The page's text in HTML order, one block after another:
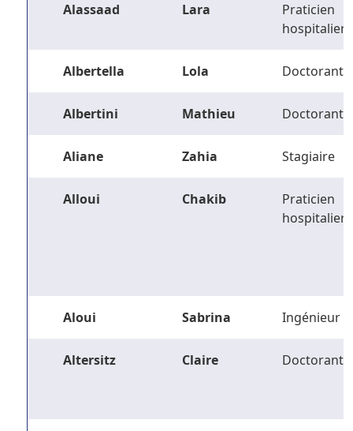
Alassaad Lara
Praticien
hospitalier
Albertella Lola Doctorant
Albertini Mathieu Doctorant
Aliane Zahia Stagiaire
Alloui Chakib
Praticien
hospitalier
Aloui Sabrina Ingénieur
Altersitz Claire Doctorant